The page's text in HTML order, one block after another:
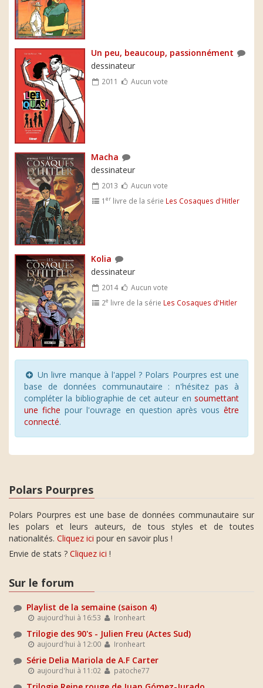
Un peu, beaucoup, passionnément
dessinateur
2011 Aucun vote
Macha
dessinateur
2013
Aucun vote
1er livre de la série Les Cosaques d'Hitler
Kolia
dessinateur
2014
Aucun vote
2e livre de la série Les Cosaques d'Hitler
Un livre manque à l'appel ? Polars Pourpres est une
base de données communautaire : n'hésitez pas à
compléter la bibliographie de cet auteur en soumettant
une fiche pour l'ouvrage en question après vous être
connecté.
Polars Pourpres
Polars Pourpres est une base de données communautaire sur
les polars et leurs auteurs, de tous styles et de toutes
nationalités. Cliquez ici pour en savoir plus !
Envie de stats ? Cliquez ici !
Sur le forum
Playlist de la semaine (saison 4)
aujourd'hui à 16:53 Ironheart
Trilogie des 90's - Julien Freu (Actes Sud)
aujourd'hui à 12:00 Ironheart
Série Delia Mariola de A.F Carter
aujourd'hui à 11:02 patoche77